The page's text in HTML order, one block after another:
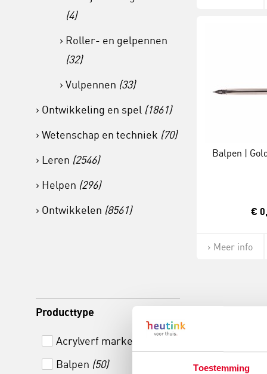
Toestemming
(4)
Roller- en gelpennen
(32)
Vulpennen (33)
Ontwikkeling en spel (1861)
Wetenschap en techniek (70)
Leren (2546)
Helpen (296)
Ontwikkelen (8561)
Producttype
Acrylverf marker
Balpen (50)
Balpen |
€
Meer info